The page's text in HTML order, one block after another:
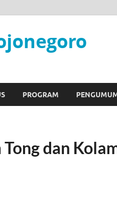
PROGRAM
dan